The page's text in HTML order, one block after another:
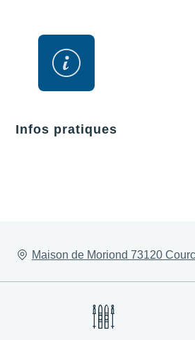
Infos pratiques
Nos bureaux
Les amis de l'esf
Maison de Moriond 73120